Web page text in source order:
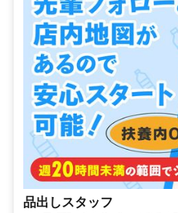
品出しスタッフ